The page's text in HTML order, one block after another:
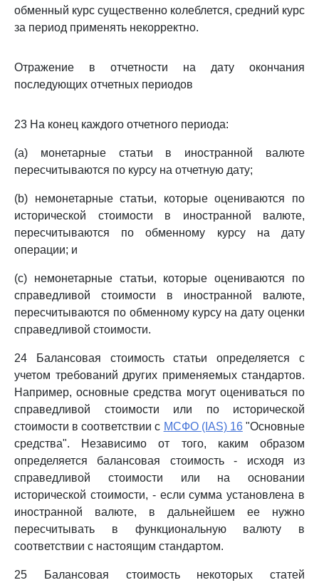
обменный курс существенно колеблется, средний курс
за период применять некорректно.
Отражение в отчетности на дату окончания
последующих отчетных периодов
23 На конец каждого отчетного периода:
(a) монетарные статьи в иностранной валюте
пересчитываются по курсу на отчетную дату;
(b) немонетарные статьи, которые оцениваются по
исторической стоимости в иностранной валюте,
пересчитываются по обменному курсу на дату
операции; и
(c) немонетарные статьи, которые оцениваются по
справедливой стоимости в иностранной валюте,
пересчитываются по обменному курсу на дату оценки
справедливой стоимости.
24 Балансовая стоимость статьи определяется с
учетом требований других применяемых стандартов.
Например, основные средства могут оцениваться по
справедливой стоимости или по исторической
стоимости в соответствии с МСФО (IAS) 16"Основные
средства". Независимо от того, каким образом
определяется балансовая стоимость - исходя из
справедливой стоимости или на основании
исторической стоимости, - если сумма установлена в
иностранной валюте, в дальнейшем ее нужно
пересчитывать в функциональную валюту в
соответствии с настоящим стандартом.
25 Балансовая стоимость некоторых статей